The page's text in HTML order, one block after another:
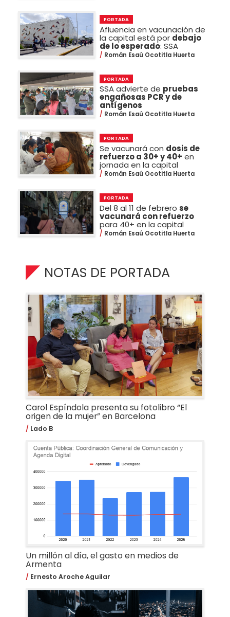
PORTADA
Afluencia en vacunación de
la capital está por debajo
de lo esperado: SSA
Román Esaú Ocotitla Huerta
PORTADA
SSA advierte de pruebas
engañosas PCR y de
antígenos
Román Esaú Ocotitla Huerta
PORTADA
Se vacunará con dosis de
refuerzo a 30+ y 40+ en
jornada en la capital
Román Esaú Ocotitla Huerta
PORTADA
Del 8 al 11 de febrerose
vacunará con refuerzo
para 40+ en la capital
Román Esaú Ocotitla Huerta
NOTAS DE PORTADA
Carol Espíndola presenta su fotolibro “El
origen de la mujer” en Barcelona
Lado B
Un millón al día, el gasto en medios de
Armenta
Ernesto Aroche Aguilar